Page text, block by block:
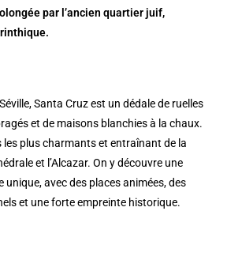
par l’ancien quartier juif,
Santa Cruz est un dédale de ruelles
et de maisons blanchies à la chaux.
les plus charmants et entraînant de la
et l’Alcazar. On y découvre une
avec des places animées, des
et une forte empreinte historique.